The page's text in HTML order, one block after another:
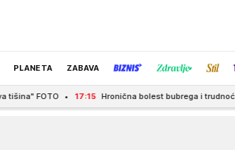
PLANETA ZABAVA
17:15 Hronična bolest bubrega i trudnoća: Da li sok od